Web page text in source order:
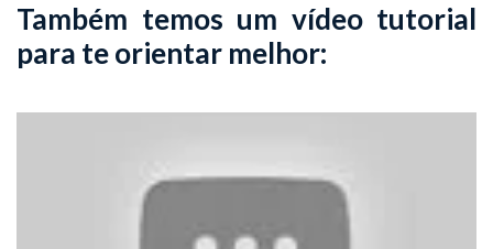
Também temos um vídeo tutorial
para te orientar melhor: